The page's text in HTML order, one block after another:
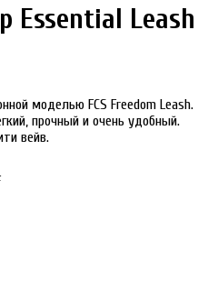
Essential Leash
моделью FCS Freedom Leash.
прочный и очень удобный.
вейв.